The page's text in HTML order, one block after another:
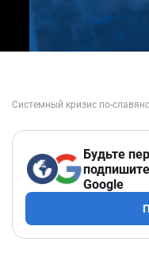
Будьте
Google